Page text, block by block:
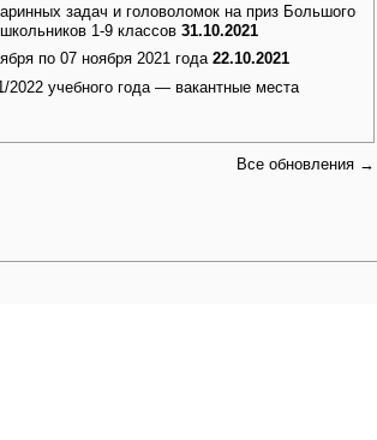
задач и головоломок на приз Большого
1-9 классов 31.10.2021
по 07 ноября 2021 года 22.10.2021
2022 учебного года — вакантные места
Все обновления →